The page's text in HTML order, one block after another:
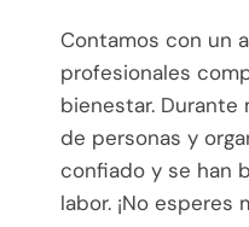
Contamos con un
profesionales
bienestar. Durante
de personas y
confiado y se han
labor. ¡No